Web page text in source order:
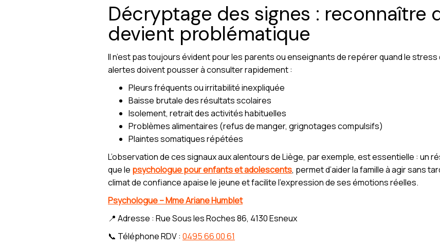
Décryptage des signes : reconnaître
devient problématique
Il n’est pas toujours évident pour les parents ou enseignants de repérer quand le
alertes doivent pousser à consulter rapidement :
Pleurs fréquents ou irritabilité inexpliquée
Baisse brutale des résultats scolaires
Isolement, retrait des activités habituelles
Problèmes alimentaires (refus de manger, grignotages compulsifs)
Plaintes somatiques répétées
L’observation de ces signaux aux alentours de Liège, par exemple, est essentielle : un
que le psychologue pour enfants et adolescents, permet d’aider la famille à agir sans
climat de confiance apaise le jeune et facilite l’expression de ses émotions réelles.
Psychologue – Mme Ariane Humblet
📍 Adresse : Rue Sous les Roches 86, 4130 Esneux
📞 Téléphone RDV : 0495 66 00 61